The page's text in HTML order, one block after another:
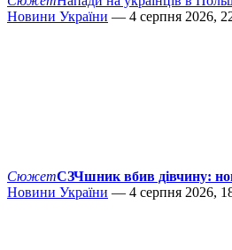
Новини України — 4 серпня 2026,
СюжетСЗЧшник вбив дівчину:
Новини України — 4 серпня 2026,